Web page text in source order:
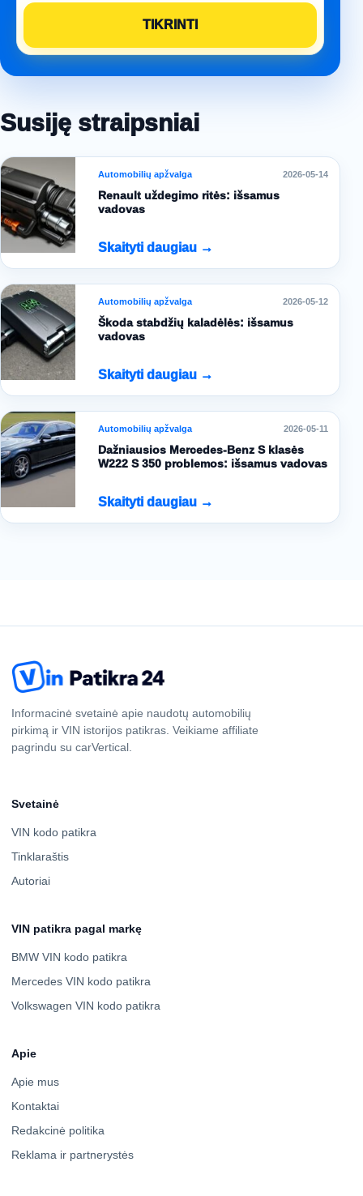
Susiję straipsniai
Automobilių apžvalga 2026-05-14
Renault uždegimo ritės: išsamus
vadovas
Skaityti daugiau →
Automobilių apžvalga 2026-05-12
Škoda stabdžių kaladėlės: išsamus
vadovas
Skaityti daugiau →
Automobilių apžvalga 2026-05-11
Dažniausios Mercedes-Benz S klasės
W222 S 350 problemos: išsamus vadovas
Skaityti daugiau →
Informacinė svetainė apie naudotų automobilių
pirkimą ir VIN istorijos patikras. Veikiame affiliate
pagrindu su carVertical.
Svetainė
VIN kodo patikra
Tinklaraštis
Autoriai
VIN patikra pagal markę
BMW VIN kodo patikra
Mercedes VIN kodo patikra
Volkswagen VIN kodo patikra
Apie
Apie mus
Kontaktai
Redakcinė politika
Reklama ir partnerystės